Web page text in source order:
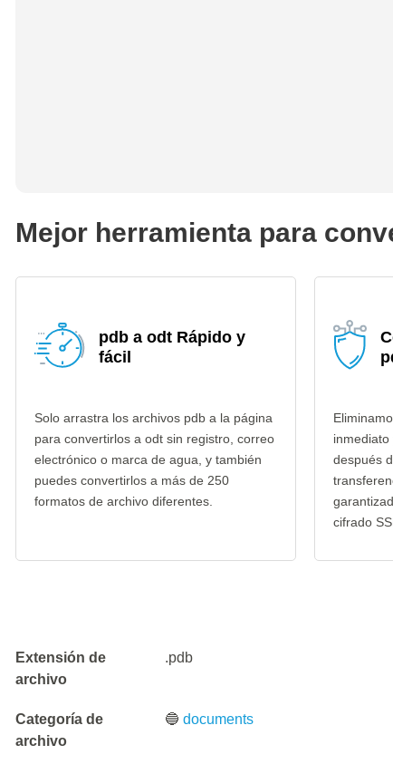
Mejor herramienta para
pdb a odt Rápido y
fácil
Solo arrastra los archivos pdb a la página
para convertirlos a odt sin registro, correo
electrónico o marca de agua, y también
puedes convertirlos a más de 250
formatos de archivo diferentes.
después
cifrado
Extensión de
archivo
.pdb
Categoría de
archivo
🔵documents